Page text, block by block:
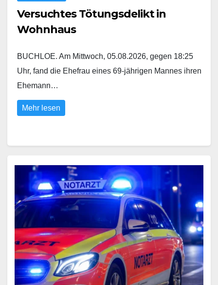
Versuchtes Tötungsdelikt in
Wohnhaus
BUCHLOE. Am Mittwoch, 05.08.2026, gegen 18:25
Uhr, fand die Ehefrau eines 69-jährigen Mannes ihren
Ehemann…
Mehr lesen